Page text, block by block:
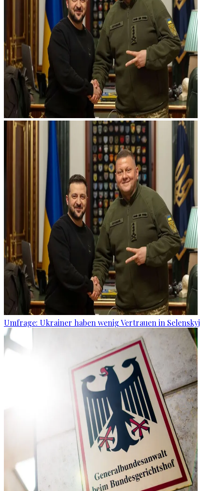
Umfrage: Ukrainer haben wenig Vertrauen in Selenskyj